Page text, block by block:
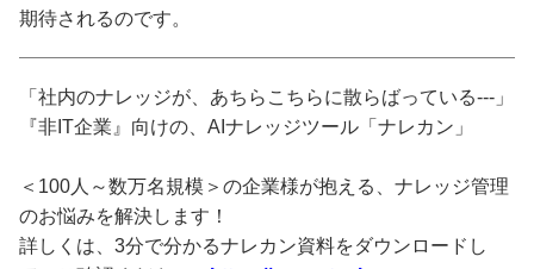
期待されるのです。
「社内のナレッジが、あちらこちらに散らばっている---」
『非IT企業』向けの、AIナレッジツール「ナレカン」
＜100人～数万名規模＞の企業様が抱える、ナレッジ管理
のお悩みを解決します！
詳しくは、3分で分かるナレカン資料をダウンロードし